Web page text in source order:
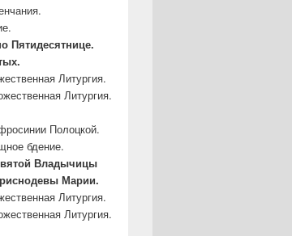
Пятидесятнице.
Литургия.
Литургия.
Полоцкой.
бдение.
Владычицы
Марии.
Литургия.
Литургия.